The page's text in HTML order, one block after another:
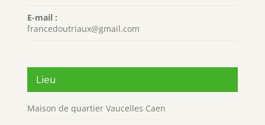
E-mail :
francedoutriaux@gmail.com
Lieu
Maison de quartier Vaucelles Caen